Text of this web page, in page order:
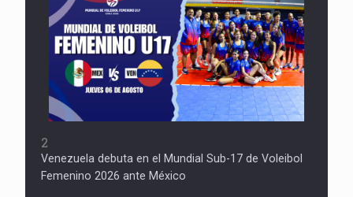
2
Venezuela debuta en el Mundial Sub-17 de Voleibol
Femenino 2026 ante México